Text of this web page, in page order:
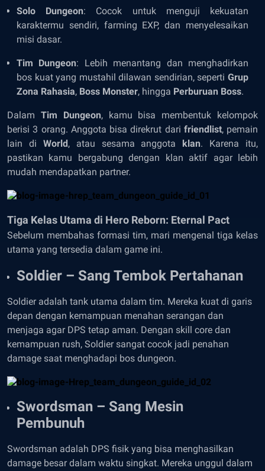
Solo Dungeon: Cocok untuk menguji kekuatan
karaktermu sendiri, farming EXP, dan menyelesaikan
misi dasar.
Tim Dungeon: Lebih menantang dan menghadirkan
bos kuat yang mustahil dilawan sendirian, seperti Grup
Zona Rahasia, Boss Monster, hingga Perburuan Boss.
Dalam Tim Dungeon, kamu bisa membentuk kelompok
berisi 3 orang. Anggota bisa direkrut dari friendlist, pemain
lain di World, atau sesama anggota klan. Karena itu,
pastikan kamu bergabung dengan klan aktif agar lebih
mudah mendapatkan partner.
Tiga Kelas Utama di Hero Reborn: Eternal Pact
Sebelum membahas formasi tim, mari mengenal tiga kelas
utama yang tersedia dalam game ini.
Soldier – Sang Tembok Pertahanan
Soldier adalah tank utama dalam tim. Mereka kuat di garis
depan dengan kemampuan menahan serangan dan
menjaga agar DPS tetap aman. Dengan skill core dan
kemampuan rush, Soldier sangat cocok jadi penahan
damage saat menghadapi bos dungeon.
Swordsman – Sang Mesin
Pembunuh
Swordsman adalah DPS fisik yang bisa menghasilkan
damage besar dalam waktu singkat. Mereka unggul dalam